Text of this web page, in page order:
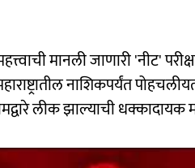
मानली जाणारी 'नीट'
नाशिकपर्यंत
लीक झाल्याची धक्कादायक